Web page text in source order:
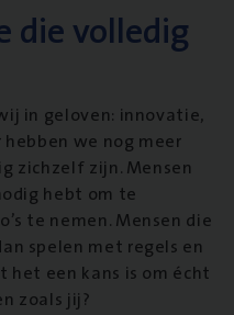
die volledig
in geloven: innovatie,
we nog meer
zichzelf zijn. Mensen
hebt om te
te nemen. Mensen die
spelen met regels en
het een kans is om écht
zoals jij?